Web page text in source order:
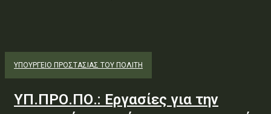
ΥΠΟΥΡΓΕΊΟ ΠΡΟΣΤΑΣΊΑΣ ΤΟΥ ΠΟΛΊΤΗ
ΥΠ.ΠΡΟ.ΠΟ.: Εργασίες για την